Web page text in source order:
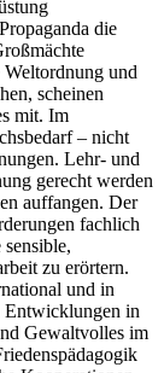
die
Weltordnung und
scheinen
mit. Im
– nicht
Lehr- und
gerecht werden
auffangen. Der
fachlich
zu erörtern.
und in
Entwicklungen in
Gewaltvolles im